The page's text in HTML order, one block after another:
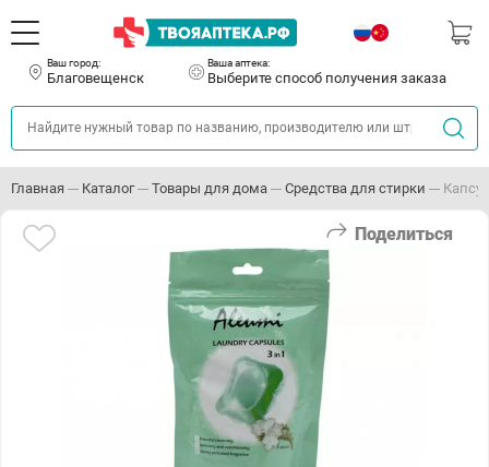
Ваш город:
Благовещенск
Ваша аптека:
Выберите способ получения заказа
Главная Каталог Товары для дома Средства для стирки
Поделиться